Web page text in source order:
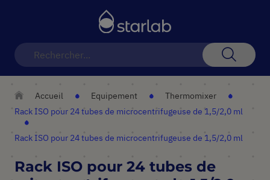
Accueil Equipement
Thermomixer
Rack ISO pour 24 tubes de microcentrifugeuse de 1,5/2,0 ml
Rack ISO pour 24 tubes de microcentrifugeuse de 1,5/2,0 ml
Rack ISO pour 24 tubes de